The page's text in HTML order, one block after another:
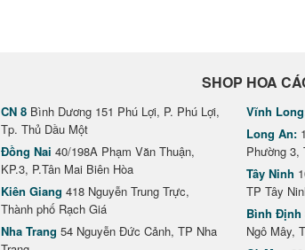
SHOP HOA
CN 8 Bình Dương 151 Phú Lợi, P. Phú Lợi,
Tp. Thủ Dầu Một
Đồng Nai 40/198A Phạm Văn Thuận,
KP.3, P.Tân Mai Biên Hòa
Kiên Giang 418 Nguyễn Trung Trực,
Thành phố Rạch Giá
Nha Trang 54 Nguyễn Đức Cảnh, TP Nha
Vĩnh
Long An:
Phường 3,
Tây Ninh
TP Tây
Bình Định
Ngô Mây,